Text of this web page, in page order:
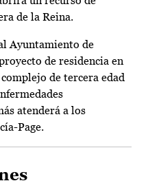
de la Reina.
Ayuntamiento de
de residencia en
de tercera edad
atenderá a los
Page.